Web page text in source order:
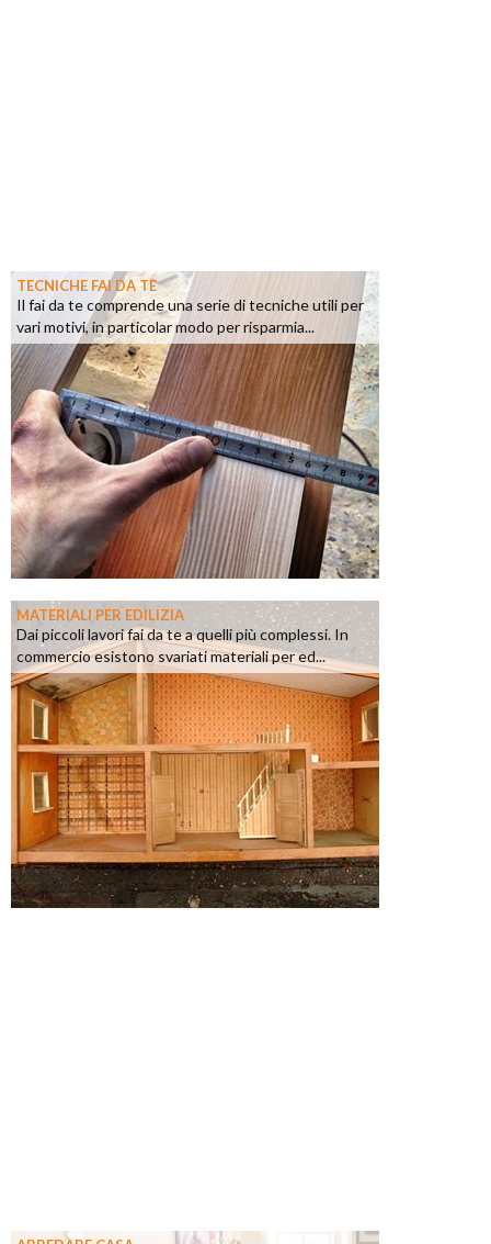
TECNICHE FAI DA TE
Il fai da te comprende una serie di tecniche utili per
vari motivi, in particolar modo per risparmia...
MATERIALI PER EDILIZIA
Dai piccoli lavori fai da te a quelli più complessi. In
commercio esistono svariati materiali per ed...